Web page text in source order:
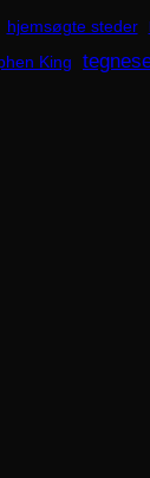
hjemsøgte steder
King